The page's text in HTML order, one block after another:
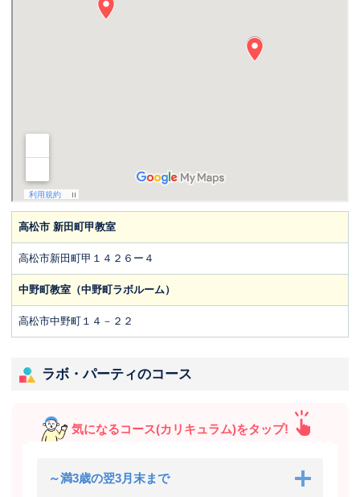
高松市 新田町甲教室
高松市新田町甲１４２６ー４
中野町教室（中野町ラボルーム）
高松市中野町１４－２２
ラボ・パーティのコース
気になるコース(カリキュラム)をタップ!
～満3歳の翌3月末まで